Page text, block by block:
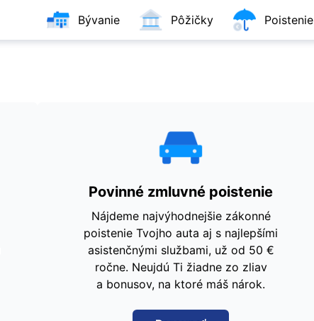
Bývanie Pôžičky Poistenie
Povinné zmluvné poistenie
Nájdeme najvýhodnejšie zákonné
poistenie Tvojho auta aj s najlepšími
asistenčnými službami, už od 50 €
ročne. Neujdú Ti žiadne zo zliav
a bonusov, na ktoré máš nárok.